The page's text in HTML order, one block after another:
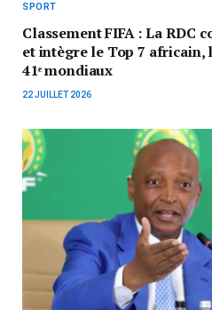
SPORT
Classement FIFA : La RDC
et intègre le Top 7 africain,
41ᵉ mondiaux
22 JUILLET 2026